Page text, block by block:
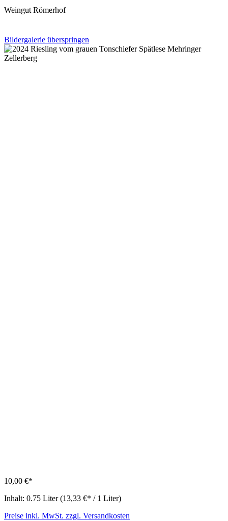
Weingut Römerhof
Bildergalerie überspringen
10,00 €*
Inhalt: 0.75 Liter(13,33 €* / 1 Liter)
Preise inkl. MwSt. zzgl. Versandkosten